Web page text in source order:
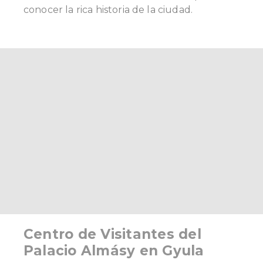
conocer la rica historia de la ciudad.
Centro de Visitantes del
Palacio Almásy en Gyula